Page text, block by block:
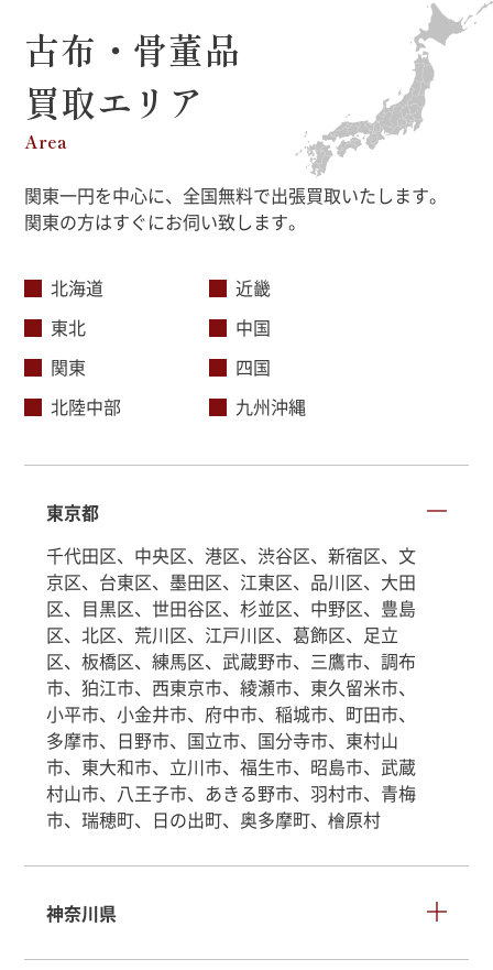
古布・骨董品
買取エリア
Area
関東一円を中心に、全国無料で出張買取いたします。
関東の方はすぐにお伺い致します。
北海道
東北
関東
北陸中部
近畿
中国
四国
九州沖縄
東京都
千代田区、中央区、港区、渋谷区、新宿区、文
京区、台東区、墨田区、江東区、品川区、大田
区、目黒区、世田谷区、杉並区、中野区、豊島
区、北区、荒川区、江戸川区、葛飾区、足立
区、板橋区、練馬区、武蔵野市、三鷹市、調布
市、狛江市、西東京市、綾瀬市、東久留米市、
小平市、小金井市、府中市、稲城市、町田市、
多摩市、日野市、国立市、国分寺市、東村山
市、東大和市、立川市、福生市、昭島市、武蔵
村山市、八王子市、あきる野市、羽村市、青梅
市、瑞穂町、日の出町、奥多摩町、檜原村
神奈川県